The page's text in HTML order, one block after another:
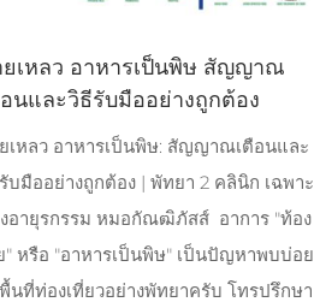
ยเหลว อาหารเป็นพิษ สัญญาณ
อนและวิธีรับมืออย่างถูกต้อง
เหลว อาหารเป็นพิษ: สัญญาณเตือนและ
บมืออย่างถูกต้อง | พัทยา 2 คลินิก เฉพาะ
อายุรกรรม หมอกัณฒิภัสส์ อาการ "ท้อง
" หรือ "อาหารเป็นพิษ" เป็นปัญหาพบบ่อย
นที่ท่องเที่ยวอย่างพัทยาครับ โทรปรึกษา